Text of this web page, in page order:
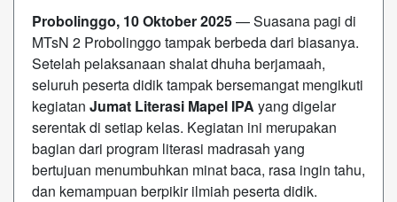
Probolinggo, 10 Oktober 2025— Suasana pagi di
MTsN 2 Probolinggo tampak berbeda dari biasanya.
Setelah pelaksanaan shalat dhuha berjamaah,
seluruh peserta didik tampak bersemangat mengikuti
kegiatan Jumat Literasi Mapel IPA yang digelar
serentak di setiap kelas. Kegiatan ini merupakan
bagian dari program literasi madrasah yang
bertujuan menumbuhkan minat baca, rasa ingin tahu,
dan kemampuan berpikir ilmiah peserta didik.